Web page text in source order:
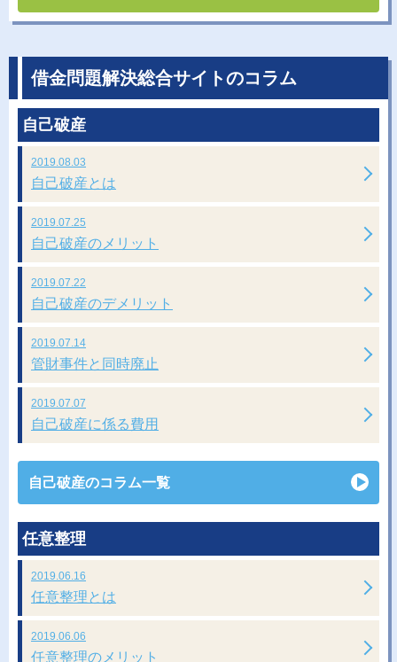
借金問題解決総合サイトのコラム
自己破産
2019.08.03
自己破産とは
2019.07.25
自己破産のメリット
2019.07.22
自己破産のデメリット
2019.07.14
管財事件と同時廃止
2019.07.07
自己破産に係る費用
自己破産のコラム一覧
任意整理
2019.06.16
任意整理とは
2019.06.06
任意整理のメリット